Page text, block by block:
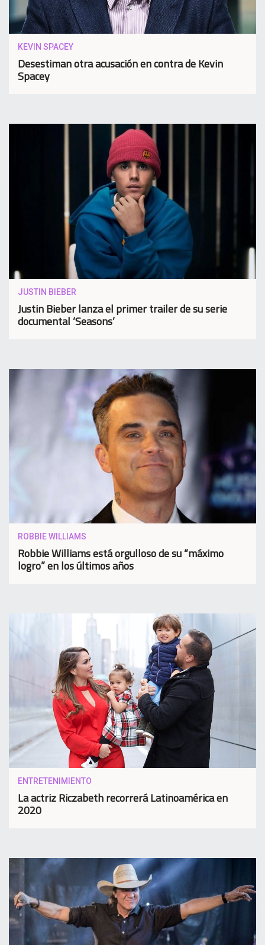
KEVIN SPACEY
Desestiman otra acusación en contra de Kevin
Spacey
JUSTIN BIEBER
Justin Bieber lanza el primer trailer de su serie
documental ‘Seasons’
ROBBIE WILLIAMS
Robbie Williams está orgulloso de su “máximo
logro” en los últimos años
ENTRETENIMIENTO
La actriz Riczabeth recorrerá Latinoamérica en
2020